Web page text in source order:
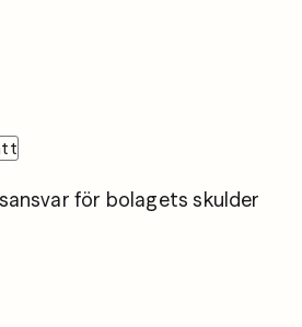
för bolagets skulder